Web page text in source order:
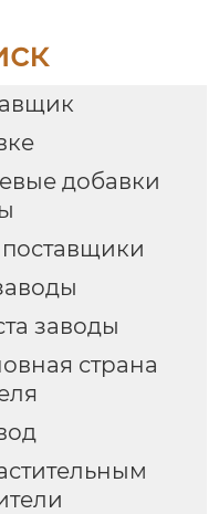
добавки
заводы
страна